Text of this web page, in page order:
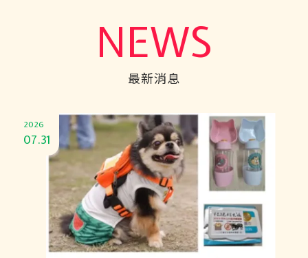
NEWS
最新消息
2026
07.31